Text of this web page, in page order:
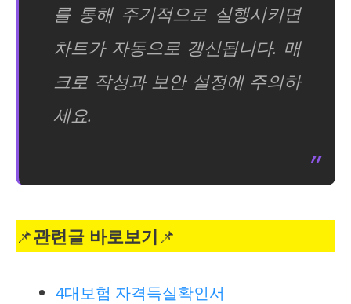
를 통해 주기적으로 실행시키면
차트가 자동으로 갱신됩니다. 매
크로 작성과 보안 설정에 주의하
세요.
📌관련글 바로보기 📌
4대보험 자격득실확인서